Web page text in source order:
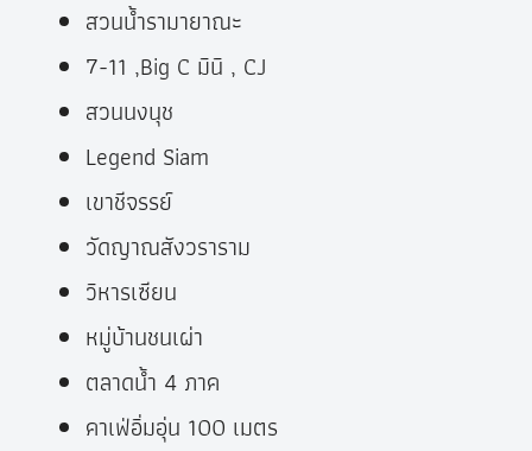
สวนน้ำรามายาณะ
7-11 ,Big C มินิ , CJ
สวนนงนุช
Legend Siam
เขาชีจรรย์
วัดญาณสังวราราม
วิหารเซียน
หมู่บ้านชนเผ่า
ตลาดน้ำ 4 ภาค
คาเฟ่อิ่มอุ่น 100 เมตร